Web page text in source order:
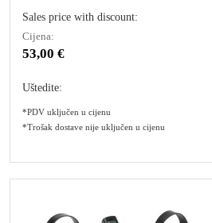
Sales price with discount:
Cijena:
53,00 €
Uštedite:
*PDV uključen u cijenu
*Trošak dostave nije uključen u cijenu